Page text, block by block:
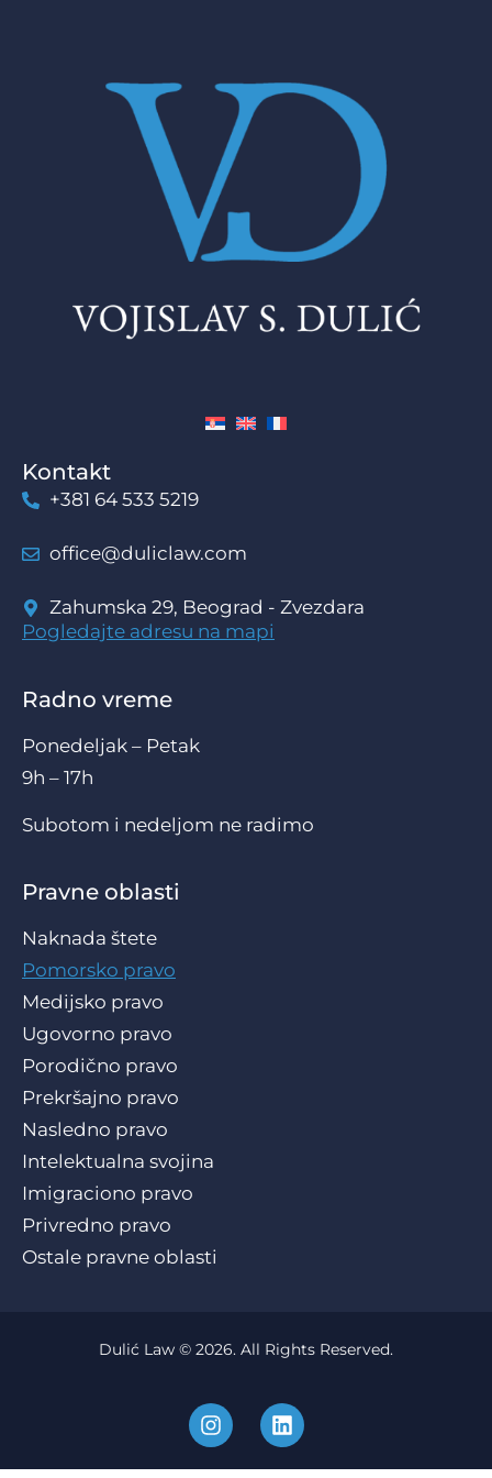
Kontakt
+381 64 533 5219
office@duliclaw.com
Zahumska 29, Beograd - Zvezdara
Pogledajte adresu na mapi
Radno vreme
Ponedeljak – Petak
9h – 17h
Subotom i nedeljom ne radimo
Pravne oblasti
Naknada štete
Pomorsko pravo
Medijsko pravo
Ugovorno pravo
Porodično pravo
Prekršajno pravo
Nasledno pravo
Intelektualna svojina
Imigraciono pravo
Privredno pravo
Ostale pravne oblasti
Dulić Law © 2026. All Rights Reserved.